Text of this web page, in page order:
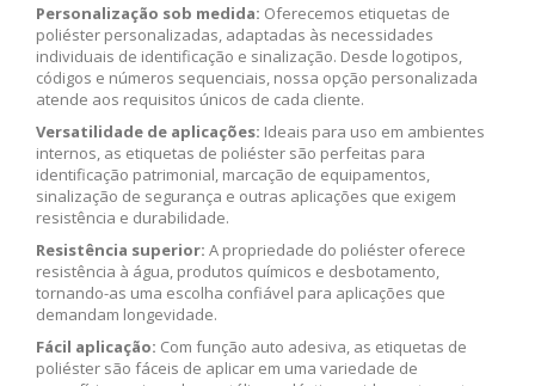
Personalização sob medida: Oferecemos etiquetas de
poliéster personalizadas, adaptadas às necessidades
individuais de identificação e sinalização. Desde logotipos,
códigos e números sequenciais, nossa opção personalizada
atende aos requisitos únicos de cada cliente.
Versatilidade de aplicações: Ideais para uso em ambientes
internos, as etiquetas de poliéster são perfeitas para
identificação patrimonial, marcação de equipamentos,
sinalização de segurança e outras aplicações que exigem
resistência e durabilidade.
Resistência superior: A propriedade do poliéster oferece
resistência à água, produtos químicos e desbotamento,
tornando-as uma escolha confiável para aplicações que
demandam longevidade.
Fácil aplicação: Com função auto adesiva, as etiquetas de
poliéster são fáceis de aplicar em uma variedade de